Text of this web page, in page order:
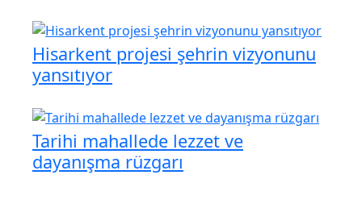
Hisarkent projesi şehrin vizyonunu
yansıtıyor
Tarihi mahallede lezzet ve
dayanışma rüzgarı